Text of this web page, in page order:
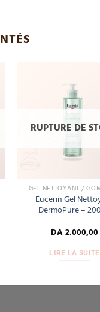
RUPTURE DE
GEL NETTOYANT /
Eucerin Gel
DermoPure –
DA2.000,00
LIRE LA SUITE